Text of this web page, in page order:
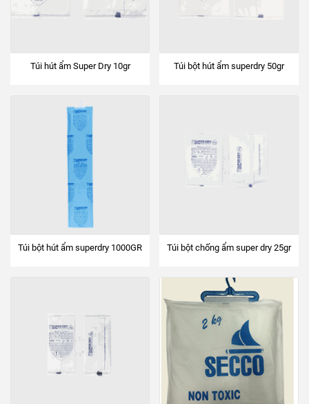
Túi hút ẩm Super Dry 10gr Túi bột hút ẩm superdry 50gr
Túi bột hút ẩm superdry 1000GR Túi bột chống ẩm super dry 25gr